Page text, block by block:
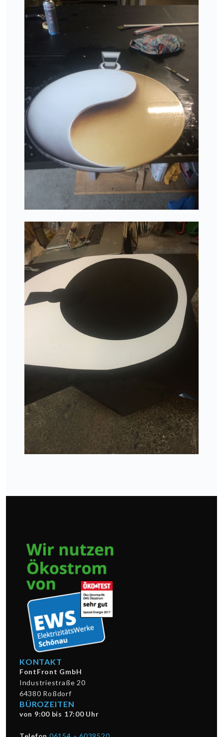
KONTAKT
FontFront GmbH
Industriestraße 20
64380 Roßdorf
BÜROZEITEN
von 9:00 bis 17:00 Uhr